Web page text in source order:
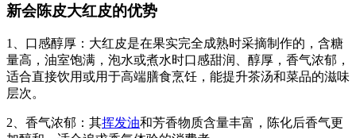
新会陈皮大红皮的优势
1、口感醇厚：大红皮是在果实完全成熟时采摘制作的，含糖
量高，油室饱满，泡水或煮水时口感甜润、醇厚，香气浓郁，
适合直接饮用或用于高端膳食烹饪，能提升茶汤和菜品的滋味
层次。
2、香气浓郁：其挥发油和芳香物质含量丰富，陈化后香气更